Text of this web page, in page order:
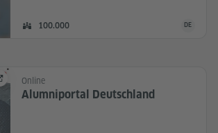
Mitglieder:
100.000 Die
DEUTSCH
DE
Online
Alumniportal Deutschland